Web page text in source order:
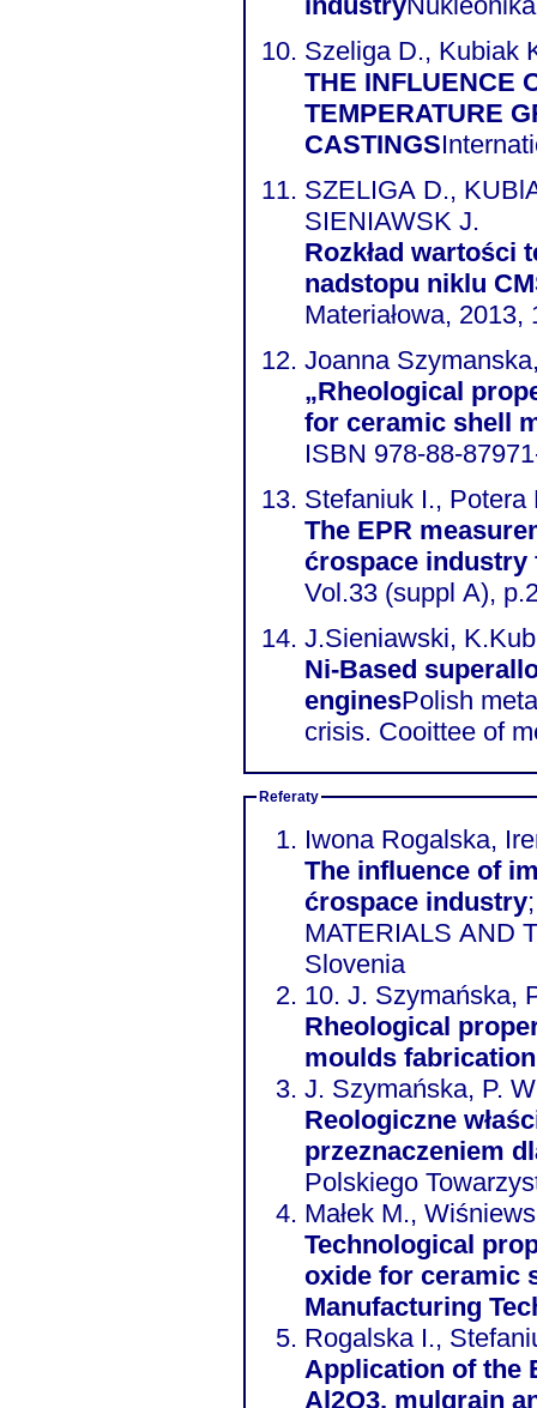
Szeliga D., Kubiak
THE INFLUENCE
TEMPERATURE
CASTINGS
SZELIGA D.,
SIENIAWSK J.
Rozkład wartości
nadstopu niklu
Joanna
„Rheological
for ceramic shell
ISBN 978-88-
Stefaniuk I., Potera
The EPR
ćrospace industry
Vol.33 (suppl A),
J.Sieniawski,
Ni-Based
enginesPolish
crisis. Cooittee of
Referaty
Iwona Rogalska,
The influence of
ćrospace industry
MATERIALS AND
Slovenia
10. J. Szymańska,
Rheological
moulds fabrication
J. Szymańska, P.
Reologiczne
przeznaczeniem
Polskiego
Małek M.,
Technological
oxide for ceramic
Manufacturing
Rogalska I.,
Application of the